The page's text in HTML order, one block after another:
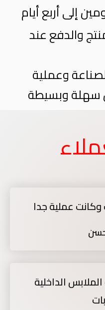
إلى أربع أيام
والدفع عند
وعملية
سهلة وبسيطة
عملية جدا
الداخلية